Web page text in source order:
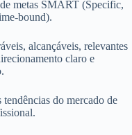
metas SMART (Specific,
bound).
alcançáveis, relevantes
claro e
do mercado de